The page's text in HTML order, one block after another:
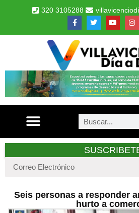
320 3105288
Seis personas a responder
hurto a